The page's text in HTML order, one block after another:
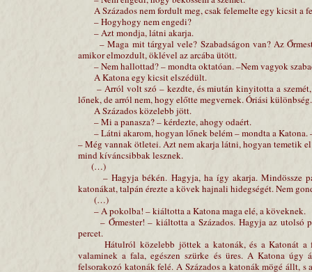
A Százados nem fordult meg, csak felemelte egy kicsit a
– Hogyhogy nem engedi?
– Azt mondja, látni akarja.
– Maga mit tárgyal vele? Szabadságon van? Az
amikor elmozdult, öklével az arcába ütött.
– Nem hallottad? – mondta oktatóan. –Nem vagyok
A Katona egy kicsit elszédült.
– Arról volt szó – kezdte, és miután kinyitotta a
lőnek, de arról nem, hogy előtte megvernek. Óriási különbség.
A Százados közelebb jött.
– Mi a panasza? – kérdezte, ahogy odaért.
– Látni akarom, hogyan lőnek belém – mondta a Katona.
– Még vannak ötletei. Azt nem akarja látni, hogyan temetik
mind kíváncsibbak lesznek.
(…)
– Hagyja békén. Hagyja, ha így akarja. Mindössze
katonákat, talpán érezte a kövek hajnali hidegségét. Nem
(…)
– A pokolba! – kiáltotta a Katona maga elé, a köveknek.
– Őrmester! – kiáltotta a Százados. Hagyja az utolsó
percet.
Hátulról közelebb jöttek a katonák, és a Katonát a
valaminek a fala, egészen szürke és üres. A Katona úgy
felsorakozó katonák felé. A Százados a katonák mögé állt,